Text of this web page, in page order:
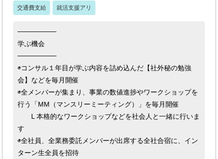
交通費支給 就活支援アリ
────────
学ぶ機会
────────
◉コンサル１年目が学ぶ内容を詰め込んだ【社外秘の勉強
会】などを毎月開催
◉全メンバーが集まり、事業の数値進捗やワークショップを
行う「MM（マンスリーミーティング）」を毎月開催
L 本格的なワークショップなどを社会人と一緒に行いま
す
◉全社員、全業務委託メンバーが出席する全社合宿に、イン
ターン生全員を招待